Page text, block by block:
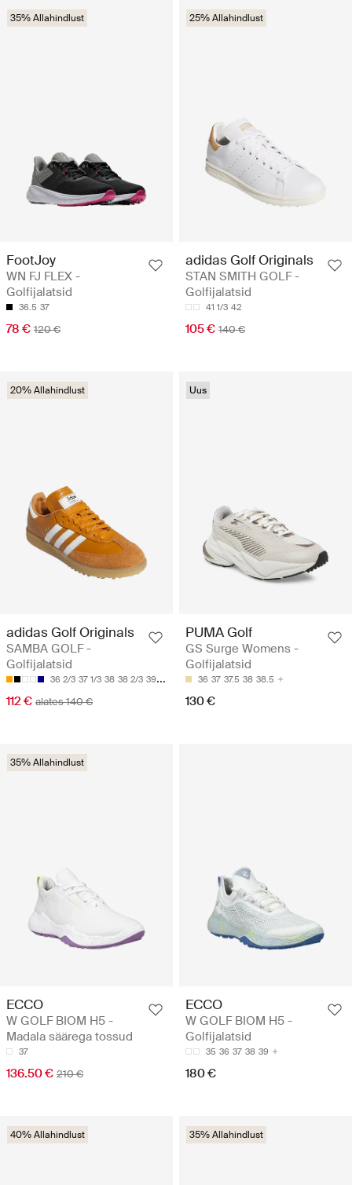
35% Allahindlust
FootJoy
WN FJ FLEX -
Golfijalatsid
36.5 37
78 € 120 €
25% Allahindlust
adidas Golf Originals
STAN SMITH GOLF -
Golfijalatsid
41 1/3 42
105 € 140 €
20% Allahindlust
adidas Golf Originals
SAMBA GOLF -
Golfijalatsid
36 2/3 37 1/3 38 38 2/3 39 1/3
112 € alates 140 €
Uus
PUMA Golf
GS Surge Womens -
Golfijalatsid
36 37 37.5 38 38.5
130 €
35% Allahindlust
ECCO
W GOLF BIOM H5 -
Madala säärega tossud
37
136.50 € 210 €
ECCO
W GOLF BIOM H5 -
Golfijalatsid
35 36 37 38 39
180 €
40% Allahindlust 35% Allahindlust